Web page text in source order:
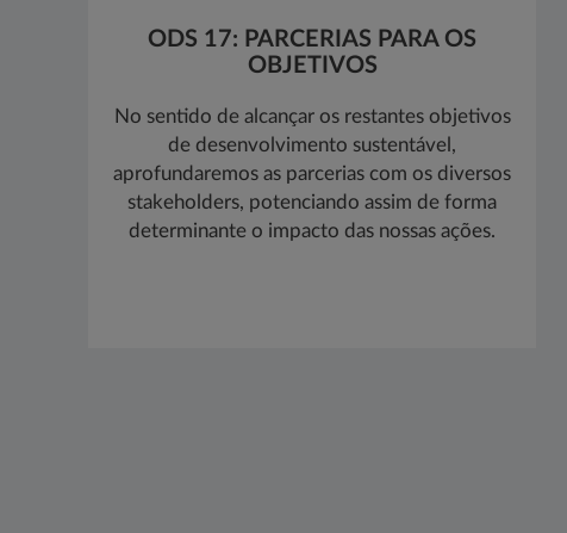
ODS 17: PARCERIAS PARA OS
OBJETIVOS
No sentido de alcançar os restantes objetivos
de desenvolvimento sustentável,
aprofundaremos as parcerias com os diversos
stakeholders, potenciando assim de forma
determinante o impacto das nossas ações.